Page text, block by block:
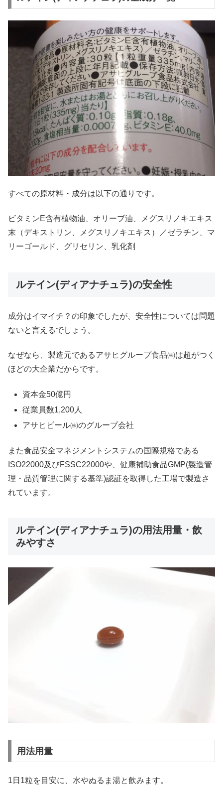
すべての原材料・成分は以下の通りです。
ビタミンE含有植物油、オリーブ油、メグスリノキエキス
末（デキストリン、メグスリノキエキス）／ゼラチン、マ
リーゴールド、グリセリン、乳化剤
ルテイン(ディアナチュラ)の安全性
成分はイマイチ？の印象でしたが、安全性については問題
ないと言えるでしょう。
なぜなら、製造元であるアサヒグループ食品㈱は超がつく
ほどの大企業だからです。
資本金50億円
従業員数1,200人
アサヒビール㈱のグループ会社
また食品安全マネジメントシステムの国際規格である
ISO22000及びFSSC22000や、健康補助食品GMP(製造管
理・品質管理に関する基準)認証を取得した工場で製造さ
れています。
ルテイン(ディアナチュラ)の用法用量・飲
みやすさ
用法用量
1日1粒を目安に、水やぬるま湯と飲みます。